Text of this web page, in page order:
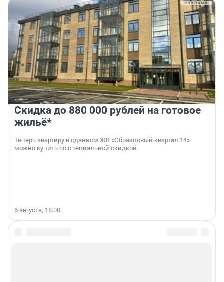
Скидка до 880 000 рублей на готовое
жильё*
Теперь квартиру в сданном ЖК «Образцовый квартал 14»
можно купить со специальной скидкой.
6 августа, 18:00